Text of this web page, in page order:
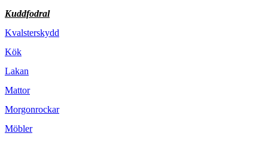
Kuddfodral
Kvalsterskydd
Kök
Lakan
Mattor
Morgonrockar
Möbler